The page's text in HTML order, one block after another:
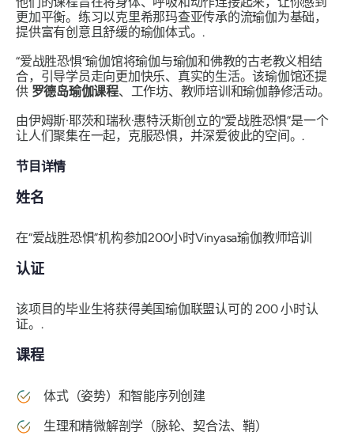
更加平衡。练习以克里希那玛查亚传承的流瑜伽为基础，
提供富有创意且舒缓的瑜伽体式。.
“爱战胜恐惧”瑜伽馆将瑜伽与瑜伽和佛教的古老教义相结
合，引导学员走向更加快乐、真实的生活。该瑜伽馆还提
供 罗德岛瑜伽课程、工作坊、教师培训和瑜伽静修活动。
由伊姆斯·耶茨和瑞秋·惠特沃斯创立的“爱战胜恐惧”是一个
让人们聚集在一起，克服恐惧，并深爱彼此的空间。.
节目详情
姓名
在“爱战胜恐惧”机构参加200小时Vinyasa瑜伽教师培训
认证
该项目的毕业生将获得美国瑜伽联盟认可的 200 小时认
证。.
课程
体式（姿势）和智能序列创建
生理和精微解剖学（脉轮、契合法、鞘）